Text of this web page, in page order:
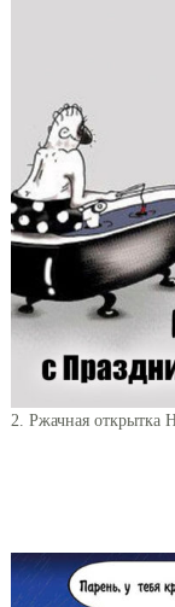
2. Ржачная открытка